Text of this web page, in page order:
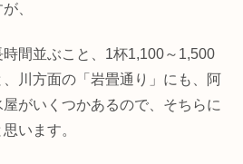
、
間並ぶこと、1杯1,100～1,500
川方面の「岩畳通り」にも、阿
がいくつかあるので、そちらに
います。